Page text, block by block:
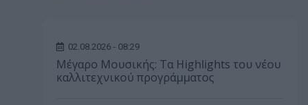
02.08.2026 - 08:29
Μέγαρο Μουσικής: Τα Highlights του νέου
καλλιτεχνικού προγράμματος